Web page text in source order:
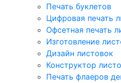
Печать буклетов
Цифровая печать
Офсетная печать
Изготовление
Дизайн листовок
Конструктор
Печать флаеров